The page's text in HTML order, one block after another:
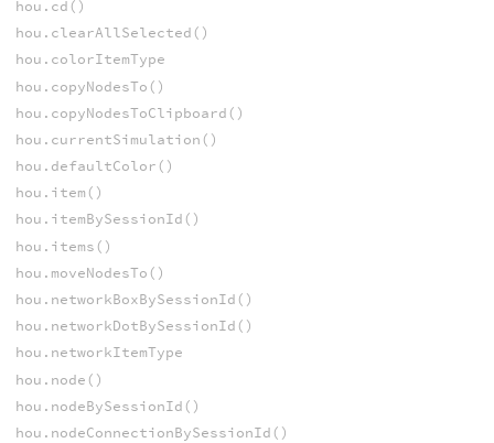
hou.cd()
hou.clearAllSelected()
hou.colorItemType
hou.copyNodesTo()
hou.copyNodesToClipboard()
hou.currentSimulation()
hou.defaultColor()
hou.item()
hou.itemBySessionId()
hou.items()
hou.moveNodesTo()
hou.networkBoxBySessionId()
hou.networkDotBySessionId()
hou.networkItemType
hou.node()
hou.nodeBySessionId()
hou.nodeConnectionBySessionId()